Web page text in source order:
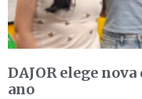
DAJOR elege
ano